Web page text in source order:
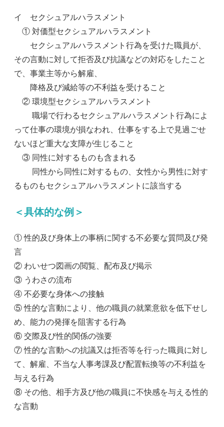
イ セクシュアルハラスメント
① 対価型セクシュアルハラスメント
セクシュアルハラスメント行為を受けた職員が、
その言動に対して拒否及び抗議などの対応をしたこと
で、事業主等から解雇、
降格及び減給等の不利益を受けること
② 環境型セクシュアルハラスメント
職場で行わるセクシュアルハラスメント行為によ
って仕事の環境が損なわれ、仕事をする上で見過ごせ
ないほど重大な支障が生じること
③ 同性に対するものも含まれる
同性から同性に対するもの、女性から男性に対す
るものもセクシュアルハラスメントに該当する
＜具体的な例＞
① 性的及び身体上の事柄に関する不必要な質問及び発
言
② わいせつ図画の閲覧、配布及び掲示
③ うわさの流布
④ 不必要な身体への接触
⑤ 性的な言動により、他の職員の就業意欲を低下せし
め、能力の発揮を阻害する行為
⑥ 交際及び性的関係の強要
⑦ 性的な言動への抗議又は拒否等を行った職員に対し
て、解雇、不当な人事考課及び配置転換等の不利益を
与える行為
⑧ その他、相手方及び他の職員に不快感を与える性的
な言動